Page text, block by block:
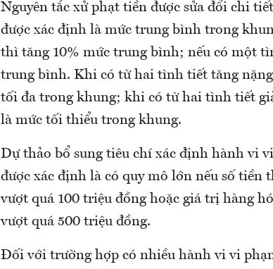
Nguyên tắc xử phạt tiền được sửa đổi chi
được xác định là mức trung bình trong
thì tăng 10% mức trung bình; nếu có một
trung bình. Khi có từ hai tình tiết tăng
tối đa trong khung; khi có từ hai tình tiết
là mức tối thiểu trong khung.
Dự thảo bổ sung tiêu chí xác định hành vi
được xác định là có quy mô lớn nếu số tiền
vượt quá 100 triệu đồng hoặc giá trị hàng
vượt quá 500 triệu đồng.
Đối với trường hợp có nhiều hành vi vi